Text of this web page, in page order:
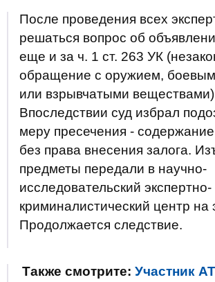
После проведения всех
решаться вопрос об
еще и за ч. 1 ст. 263 УК
обращение с оружием,
или взрывчатыми
Впоследствии суд избрал
меру пресечения -
без права внесения залога.
предметы передали в научно-
исследовательский экспертно-
криминалистический центр на
Продолжается следствие.
Также смотрите: Участник